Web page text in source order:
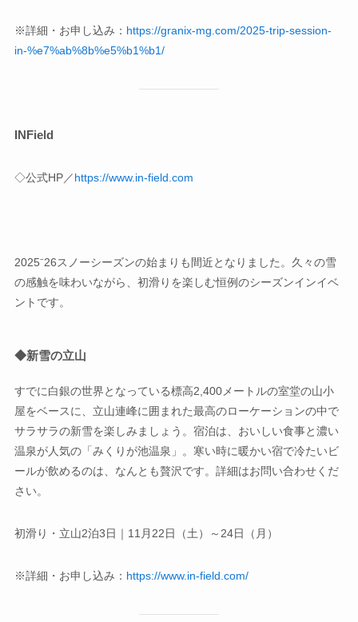
※詳細・お申し込み： https://granix-mg.com/2025-trip-session-
in-%e7%ab%8b%e5%b1%b1/
INField
◇公式HP／https://www.in-field.com
2025⁻26スノーシーズンの始まりも間近となりました。久々の雪
の感触を味わいながら、初滑りを楽しむ恒例のシーズンインイベ
ントです。
◆新雪の立山
すでに白銀の世界となっている標高2,400メートルの室堂の山小
屋をベースに、立山連峰に囲まれた最高のローケーションの中で
サラサラの新雪を楽しみましょう。宿泊は、おいしい食事と濃い
温泉が人気の「みくりが池温泉」。寒い時に暖かい宿で冷たいビ
ールが飲めるのは、なんとも贅沢です。詳細はお問い合わせくだ
さい。
初滑り・立山2泊3日｜11月22日（土）～24日（月）
※詳細・お申し込み： https://www.in-field.com/